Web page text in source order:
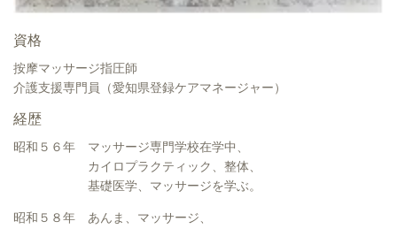
資格
按摩マッサージ指圧師
介護支援専門員（愛知県登録ケアマネージャー）
経歴
昭和５６年 マッサージ専門学校在学中、
カイロプラクティック、整体、
基礎医学、マッサージを学ぶ。
昭和５８年 あんま、マッサージ、